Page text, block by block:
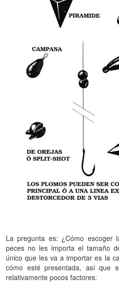
La pregunta es: ¿Cómo escoger
peces no les importa el tamaño
único que les va a importar es la
cómo esté presentada, así que
relativamente pocos factores: